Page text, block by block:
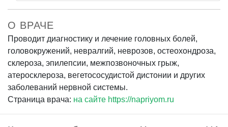
О ВРАЧЕ
Проводит диагностику и лечение головных болей,
головокружений, невралгий, неврозов, остеохондроза,
склероза, эпилепсии, межпозвоночных грыж,
атеросклероза, вегетососудистой дистонии и других
заболеваний нервной системы.
Страница врача: на сайте https://napriyom.ru